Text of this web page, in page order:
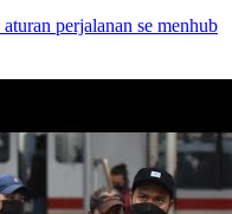
aturan perjalanan se menhub